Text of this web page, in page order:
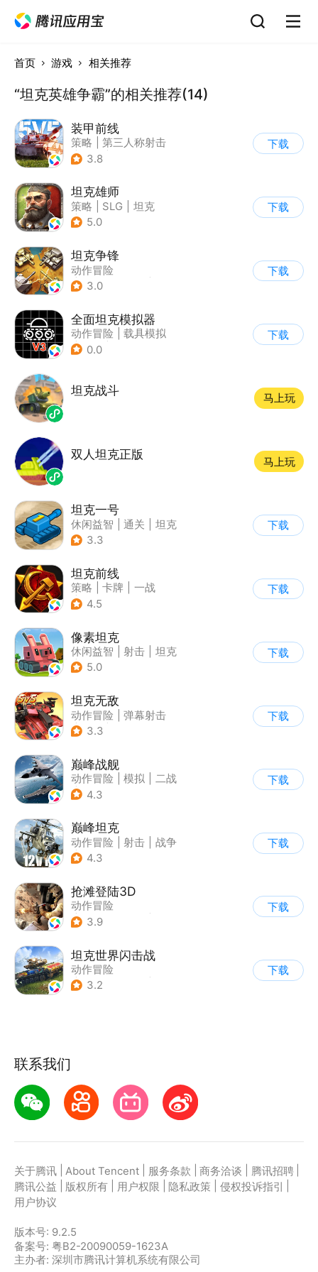
首页 游戏 相关推荐
“坦克英雄争霸”的相关推荐(14)
装甲前线
策略
第三人称射击
| 坦克
3.8
下载
坦克雄师
策略 SLG
坦克
| 战争
5.0
下载
坦克争锋
动作冒险
| 第三人称射击
3.0
下载
全面坦克模拟器
动作冒险
载具模拟
| 坦克
0.0
下载
坦克战斗
马上玩
双人坦克正版
马上玩
坦克一号
休闲益智 通关
坦克
3.3
下载
坦克前线
策略 卡牌
一战
| 战术竞技
4.5
下载
像素坦克
休闲益智 射击
坦克
| 像素风
5.0
下载
坦克无敌
动作冒险
弹幕射击
| 坦克
3.3
下载
巅峰战舰
动作冒险 模拟
二战
| 战术竞技
4.3
下载
巅峰坦克
动作冒险 射击
战争
| 战术竞技
4.3
下载
抢滩登陆3D
动作冒险
| 第一人称射击
3.9
下载
坦克世界闪击战
动作冒险
| 第三人称射击
3.2
下载
联系我们
关于腾讯 About Tencent 服务条款 商务洽谈 腾讯招聘
腾讯公益
版权所有 用户权限 隐私政策 侵权投诉指引
用户协议
版本号: 9.2.5
备案号: 粤B2-20090059-1623A
主办者: 深圳市腾讯计算机系统有限公司